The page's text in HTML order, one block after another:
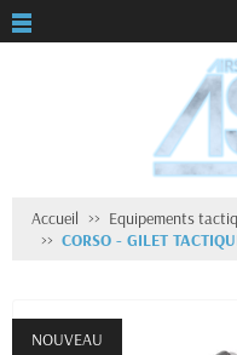
Accueil Equipements
CORSO - GILET
NOUVEAU